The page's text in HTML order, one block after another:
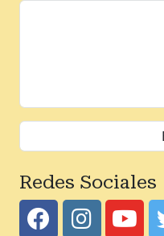
Redes Sociales